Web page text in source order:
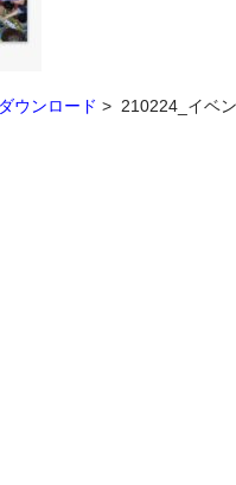
ウンロード > 210224_イベ